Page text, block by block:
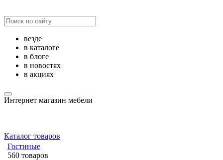
везде
в каталоге
в блоге
в новостях
в акциях
Интернет магазин мебели
Каталог товаров
Гостиные
560 товаров